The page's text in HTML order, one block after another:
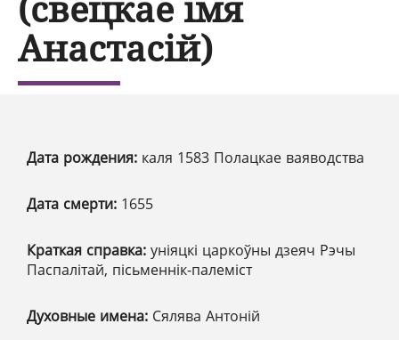
Анастасій)
Дата рождения: каля 1583 Полацкае ваяводства
Дата смерти: 1655
Краткая справка: уніяцкі царкоўны дзеяч Рэчы
Паспалітай, пісьменнік-палеміст
Духовные имена: Сялява Антоній